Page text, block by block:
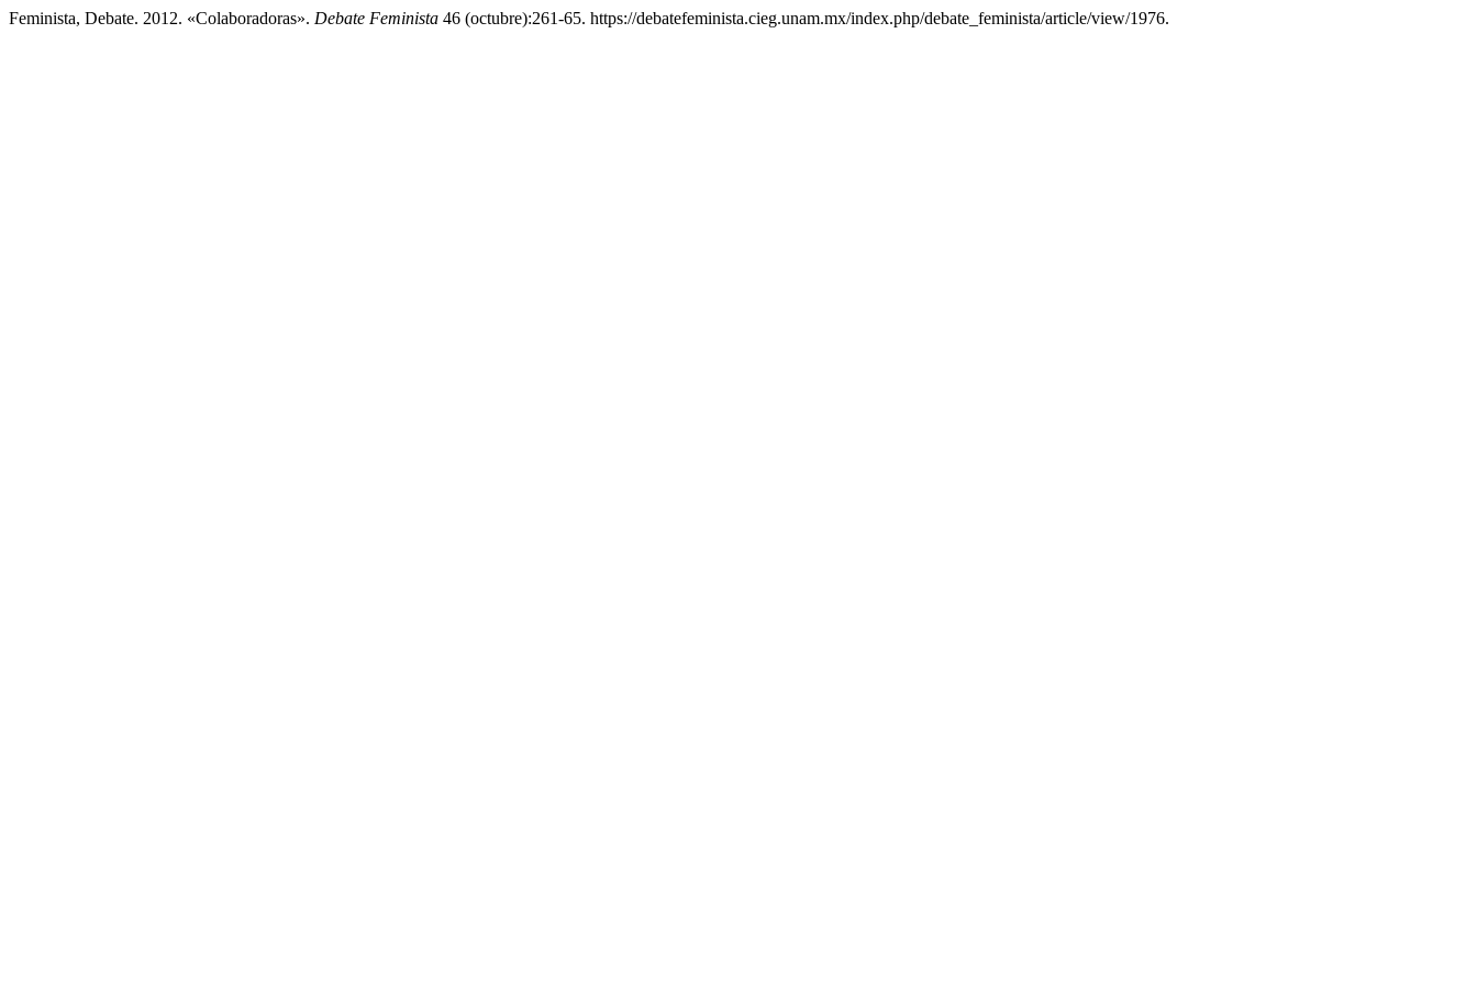
Feminista, Debate. 2012. «Colaboradoras». Debate Feminista 46 (octubre):261-65. https://debatefeminista.cieg.unam.mx/index.php/debate_feminista/article/view/1976.